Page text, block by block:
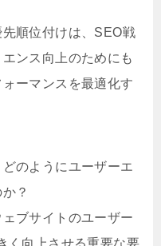
順位付けは、SEO戦
ンス向上のためにも
ーマンスを最適化す
のようにユーザーエ
？
ブサイトのユーザー
く向上させる重要な要